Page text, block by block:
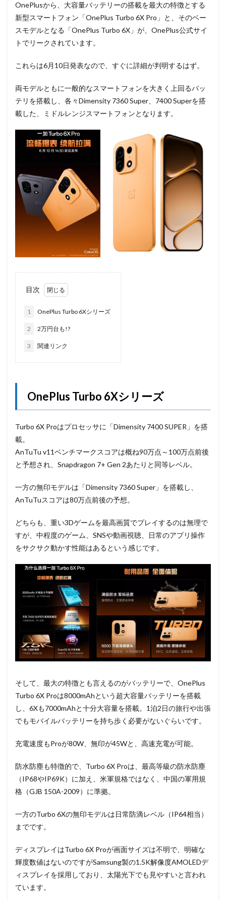
OnePlusから、大容量バッテリーの搭載を最大の特徴とする
新型スマートフォン「OnePlus Turbo 6X Pro」と、そのベー
スモデルとなる「OnePlus Turbo 6X」が、OnePlus公式サイ
トでリークされています。
これらは6月10日発表なので、すぐに詳細が判明するはず。
両モデルともに一般的なスマートフォンを大きく上回るバッ
テリを搭載し、各々Dimensity 7360 Super、7400 Superを搭
載した、ミドルレンジスマートフォンとなります。
目次
1 OnePlus Turbo 6Xシリーズ
2 2万円台も!?
3 関連リンク
OnePlus Turbo 6Xシリーズ
Turbo 6X Proはプロセッサに「Dimensity 7400 SUPER」を搭
載。
AnTuTu v11ベンチマークスコアは概ね90万点～100万点前後
と予想され、Snapdragon 7+ Gen 2あたりと同等レベル。
一方の無印モデルは「Dimensity 7360 Super」を搭載し、
AnTuTuスコアは80万点前後の予想。
どちらも、重い3Dゲームを最高画質でプレイするのは無理で
すが、中程度のゲーム、SNSや動画視聴、日常のアプリ操作
をサクサク動かす性能はあるという感じです。
そして、最大の特徴とも言えるのがバッテリーで、OnePlus
Turbo 6X Proは8000mAhという超大容量バッテリーを搭載
し、6Xも7000mAhと十分大容量を搭載。1泊2日の旅行や出張
でもモバイルバッテリーを持ち歩く必要がないぐらいです。
充電速度もProが80W、無印が45Wと、高速充電が可能。
防水防塵も特徴的で、Turbo 6X Proは、最高等級の防水防塵
（IP68やIP69K）に加え、米軍規格ではなく、中国の軍用規
格（GJB 150A-2009）に準拠。
一方のTurbo 6Xの無印モデルは日常防滴レベル（IP64相当）
までです。
ディスプレイはTurbo 6X Proが画面サイズは不明で、明確な
輝度数値はないのですがSamsung製の1.5K解像度AMOLEDデ
ィスプレイを採用しており、太陽光下でも見やすいと言われ
ています。